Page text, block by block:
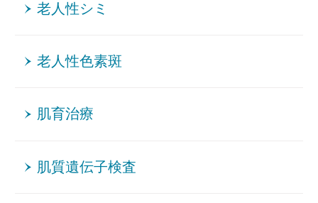
老人性シミ
老人性色素斑
肌育治療
肌質遺伝子検査